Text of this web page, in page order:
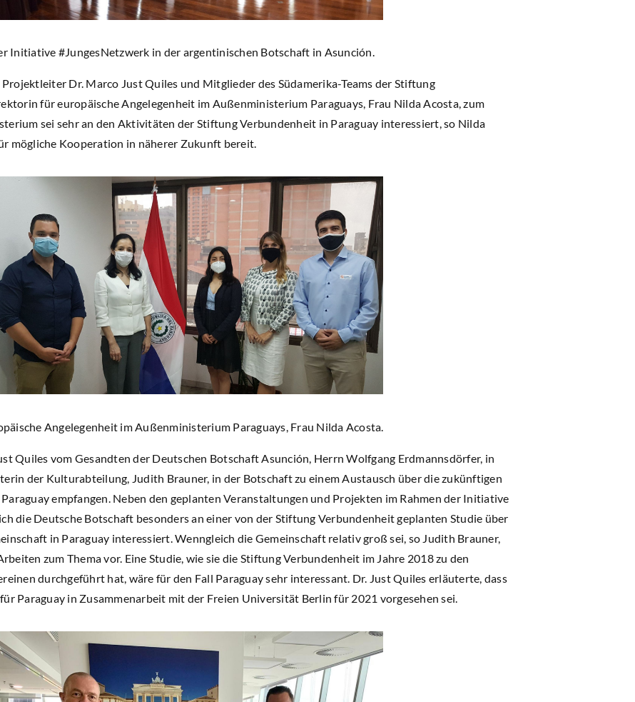
Initiative #JungesNetzwerk in der argentinischen Botschaft in Asunción.
Dr. Marco Just Quiles und Mitglieder des Südamerika-Teams der Stiftung
für europäische Angelegenheit im Außenministerium Paraguays, Frau Nilda Acosta, zum
sei sehr an den Aktivitäten der Stiftung Verbundenheit in Paraguay interessiert, so Nilda
mögliche Kooperation in näherer Zukunft bereit.
Angelegenheit im Außenministerium Paraguays, Frau Nilda Acosta.
Quiles vom Gesandten der Deutschen Botschaft Asunción, Herrn Wolfgang Erdmannsdörfer, in
der Kulturabteilung, Judith Brauner, in der Botschaft zu einem Austausch über die zukünftigen
empfangen. Neben den geplanten Veranstaltungen und Projekten im Rahmen der Initiative
die Deutsche Botschaft besonders an einer von der Stiftung Verbundenheit geplanten Studie über
in Paraguay interessiert. Wenngleich die Gemeinschaft relativ groß sei, so Judith Brauner,
zum Thema vor. Eine Studie, wie sie die Stiftung Verbundenheit im Jahre 2018 zu den
durchgeführt hat, wäre für den Fall Paraguay sehr interessant. Dr. Just Quiles erläuterte, dass
Paraguay in Zusammenarbeit mit der Freien Universität Berlin für 2021 vorgesehen sei.